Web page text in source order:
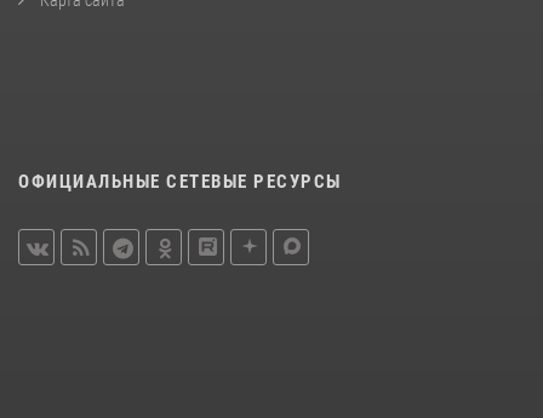
ОФИЦИАЛЬНЫЕ СЕТЕВЫЕ РЕСУРСЫ